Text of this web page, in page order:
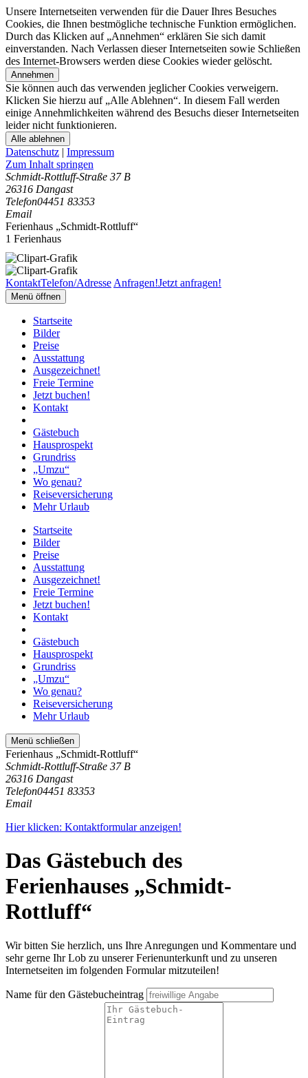
Unsere Internetseiten verwenden für die Dauer Ihres Besuches
Cookies, die Ihnen bestmögliche technische Funktion ermöglichen.
Durch das Klicken auf „Annehmen“ erklären Sie sich damit
einverstanden. Nach Verlassen dieser Internetseiten sowie Schließen
des Internet-Browsers werden diese Cookies wieder gelöscht.
Annehmen
Sie können auch das verwenden jeglicher Cookies verweigern.
Klicken Sie hierzu auf „Alle Ablehnen“. In diesem Fall werden
einige Annehmlichkeiten während des Besuchs dieser Internetseiten
leider nicht funktionieren.
Alle ablehnen
Datenschutz | Impressum
Zum Inhalt springen
Schmidt-Rottluff-Straße 37 B
26316 Dangast
Telefon04451 83353
Email
Ferienhaus „Schmidt-Rottluff“
1 Ferienhaus
KontaktTelefon/Adresse Anfragen!Jetzt anfragen!
Menü öffnen
Startseite
Bilder
Preise
Ausstattung
Ausgezeichnet!
Freie Termine
Jetzt buchen!
Kontakt
Gästebuch
Hausprospekt
Grundriss
„Umzu“
Wo genau?
Reiseversicherung
Mehr Urlaub
Startseite
Bilder
Preise
Ausstattung
Ausgezeichnet!
Freie Termine
Jetzt buchen!
Kontakt
Gästebuch
Hausprospekt
Grundriss
„Umzu“
Wo genau?
Reiseversicherung
Mehr Urlaub
Menü schließen
Ferienhaus „Schmidt-Rottluff“
Schmidt-Rottluff-Straße 37 B
26316 Dangast
Telefon04451 83353
Email
Hier klicken: Kontaktformular anzeigen!
Das Gästebuch des
Ferienhauses „Schmidt-
Rottluff“
Wir bitten Sie herzlich, uns Ihre Anregungen und Kommentare und
sehr gerne Ihr Lob zu unserer Ferienunterkunft und zu unseren
Internetseiten im folgenden Formular mitzuteilen!
Name für den Gästebucheintrag